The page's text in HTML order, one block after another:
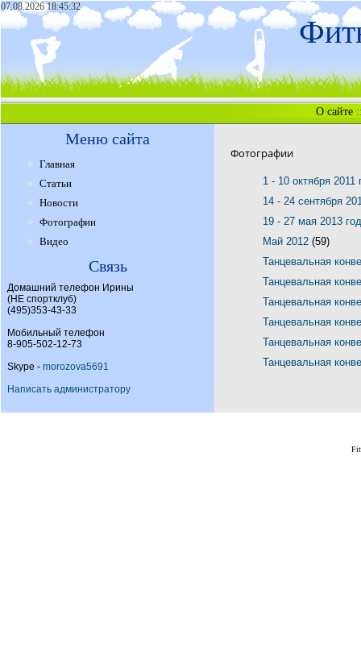
07.08.2026 18:45:32
О сайте
Меню сайта
Главная
Статьи
Новости
Фотографии
Видео
Связь
Домашний телефон Ирины
(НЕ спортклуб)
(495)353-43-33
Мобильный телефон
8-905-502-12-73
Skype - morozova5691
Написать администратору
Фотографии
1 - 10 октября 2011
14 - 24 сентября
19 - 27 мая 2013
Май 2012 (59)
Танцевальная
Танцевальная
Танцевальная
Танцевальная
Танцевальная
Танцевальная